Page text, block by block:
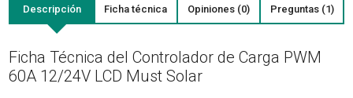
Descripción Ficha técnica Opiniones (0) Preguntas (1)
Ficha Técnica del Controlador de Carga PWM
60A 12/24V LCD Must Solar